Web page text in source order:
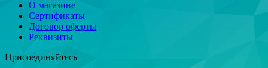
О магазине
Сертификаты
Договор оферты
Реквизиты
Присоединяйтесь